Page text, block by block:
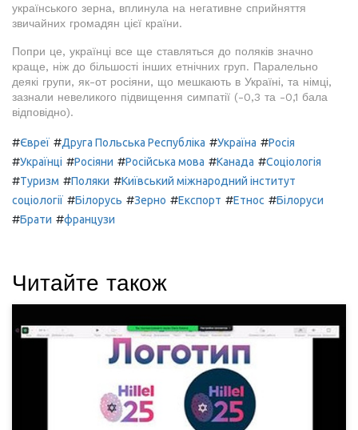
українського зерна, вплинула на негативне сприйняття
звичайних громадян цієї країни.
Попри це, українці все ще ставляться до поляків значно
краще, ніж до більшості інших етнічних груп. Паралельно
деякі групи, як-от росіяни, що мешкають в Україні, та німці,
зазнали невеликого підвищення симпатії (-0,3 та -0,1 бала
відповідно).
#Євреї #Друга Польська Республіка #Україна #Росія
#Українці #Росіяни #Російська мова #Канада #Соціологія
#Туризм #Поляки #Київський міжнародний інститут
соціології #Білорусь #Зерно #Експорт #Етнос #Білоруси
#Брати #французи
Читайте також